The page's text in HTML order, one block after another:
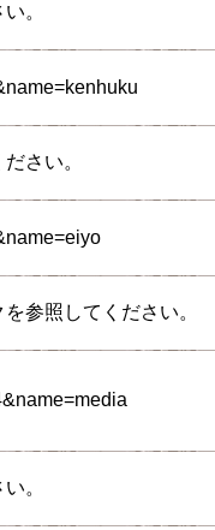
。
さい。
参照してください。
。